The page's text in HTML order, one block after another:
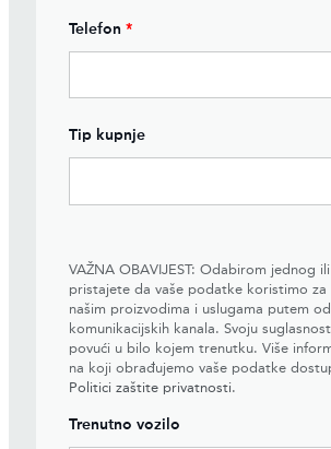
Telefon *
Tip kupnje
VAŽNA OBAVIJEST: Odabirom jednog
pristajete da vaše podatke koristimo za
našim proizvodima i uslugama putem
komunikacijskih kanala. Svoju
povući u bilo kojem trenutku. Više
na koji obrađujemo vaše podatke
Politici zaštite privatnosti.
Trenutno vozilo